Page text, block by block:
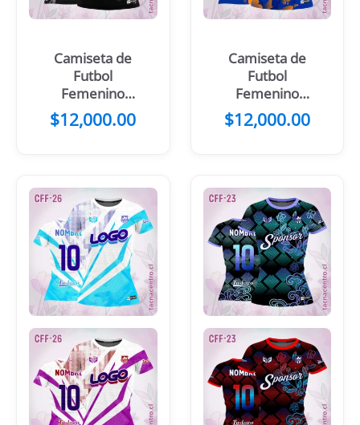
Camiseta de
Futbol
Femenino
mandala negro
celeste
$12,000.00
Camiseta de
Futbol
Femenino
Mariposa azul
$12,000.00